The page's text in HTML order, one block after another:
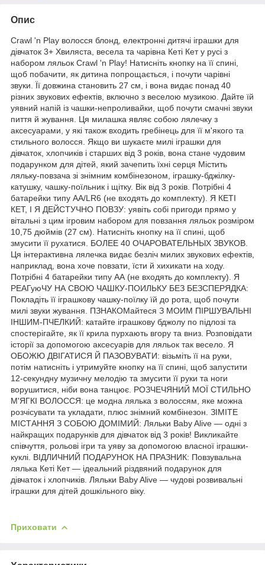
Опис
Crawl 'n Play волосся блонд, електронні дитячі іграшки для
дівчаток 3+ Хвиляста, весела та чарівна Кеті Кет у русі з
набором ляльок Crawl 'n Play! Натисніть кнопку на її спині,
щоб побачити, як дитина попрощається, і почути чарівні
звуки. Її довжина становить 27 см, і вона видає понад 40
різних звукових ефектів, включно з веселою музикою. Дайте їй
уявний напій із чашки-непроливайки, щоб почути смачні звуки
пиття й жування. Ця милашка являє собою лялечку з
аксесуарами, у які також входить гребінець для її м'якого та
стильного волосся. Якщо ви шукаєте милі іграшки для
дівчаток, хлопчиків і старших від 3 років, вона стане чудовим
подарунком для дітей, який зачепить їхні серця Містить
ляльку-повзача зі знімним комбінезоном, іграшку-бджілку-
катушку, чашку-поїльник і щітку. Вік від 3 років. Потрібні 4
батарейки типу AA/LR6 (не входять до комплекту). Я КЕТІ
КЕТ, І Я ДЕЙСТУЧНО ПОВЗУ: уявіть собі пригоди прямо у
вітальні з цим ігровим набором для повзання ляльок розміром
10,75 дюймів (27 см). Натисніть кнопку на її спині, щоб
змусити її рухатися. БОЛЕЕ 40 ОЧАРОВАТЕЛЬНЫХ ЗВУКОВ.
Ця інтерактивна лялечка видає безліч милих звукових ефектів,
наприклад, вона хоче повзати, їсти й хихикати на ходу.
Потрібні 4 батарейки типу АА (не входять до комплекту). Я
РЕАГуюЧУ НА СВОЮ ЧАШКУ-ПОИЛЬКУ БЕЗ БЕЗСПЕРЯДКА:
Покладіть її іграшкову чашку-поїлку їй до рота, щоб почути
милі звуки жування. ПЗНАКОМайтеся З МОИМ ПІРШУВАЛЬНІ
ІНШИМ-ПЧЕЛКИЙ: катайте іграшкову бджолу по підлозі та
спостерігайте, як її крила пурхають вгору та вниз. Розповідати
історії за допомогою аксесуарів для ляльок так весело. Я
ОБОЖЮ ДВІГАТИСЯ Й ПАЗОВУВАТИ: візьміть її на руки,
потім натисніть і утримуйте кнопку на її спині, щоб запустити
12-секундну музичну мелодію та змусити її руки та ноги
ворушитися, ніби вона танцює. РОЗЧЕЧЯНИЙ МОЇ СТИЛЬНО
М'ЯГКІ ВОЛОССЯ: це модна лялька з волоссям, яке можна
розчісувати та укладати, плюс знімний комбінезон. ЗІМІТЕ
МІСТАННЯ З СОБОЮ ДОМІМИЙ: Ляльки Baby Alive — одні з
найкращих подарунків для дівчаток від 3 років! Викликайте
співчуття, рольові ігри та уяву за допомогою власної іграшки-
куклі. ВІДЛИЧНИЙ ПОДАРУНОК НА ПРАЗНИК: Повзувальна
лялька Кеті Кет — ідеальний різдвяний подарунок для
дівчаток і хлопчиків. Ляльки Baby Alive — чудові розвивальні
іграшки для дітей дошкільного віку.
Приховати